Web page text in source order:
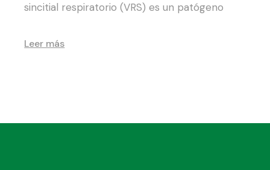
sincitial respiratorio (VRS) es un patógeno
Leer más